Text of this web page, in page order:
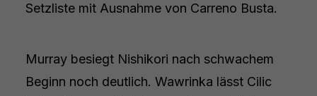
Setzliste mit Ausnahme von Carreno Busta.
Murray besiegt Nishikori nach schwachem
Beginn noch deutlich. Wawrinka lässt Cilic